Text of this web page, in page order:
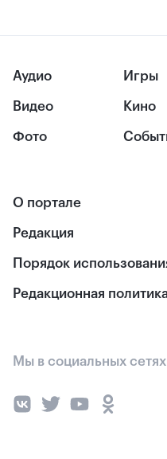
Аудио
Видео
Фото
Игры
Кино
О портале
Редакция
Порядок
Редакционная
Мы в социальных сетях